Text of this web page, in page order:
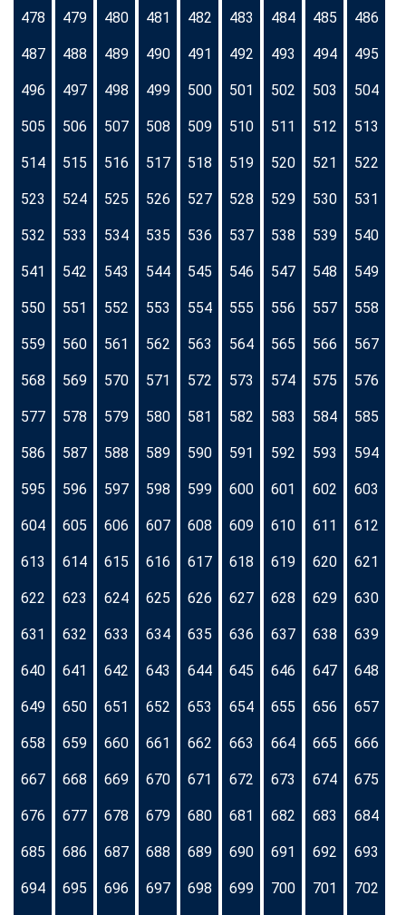
478 479 480 481 482 483 484 485 486
487 488 489 490 491 492 493 494 495
496 497 498 499 500 501 502 503 504
505 506 507 508 509 510 511 512 513
514 515 516 517 518 519 520 521 522
523 524 525 526 527 528 529 530 531
532 533 534 535 536 537 538 539 540
541 542 543 544 545 546 547 548 549
550 551 552 553 554 555 556 557 558
559 560 561 562 563 564 565 566 567
568 569 570 571 572 573 574 575 576
577 578 579 580 581 582 583 584 585
586 587 588 589 590 591 592 593 594
595 596 597 598 599 600 601 602 603
604 605 606 607 608 609 610 611 612
613 614 615 616 617 618 619 620 621
622 623 624 625 626 627 628 629 630
631 632 633 634 635 636 637 638 639
640 641 642 643 644 645 646 647 648
649 650 651 652 653 654 655 656 657
658 659 660 661 662 663 664 665 666
667 668 669 670 671 672 673 674 675
676 677 678 679 680 681 682 683 684
685 686 687 688 689 690 691 692 693
694 695 696 697 698 699 700 701 702